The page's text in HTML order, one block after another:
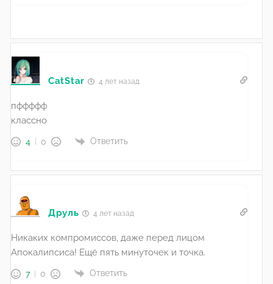
CatStar 4 лет назад
пффффф
классно
4 0 Ответить
Друль 4 лет назад
Никаких компромиссов, даже перед лицом
Апокалипсиса! Ещё пять минуточек и точка.
7 0 Ответить